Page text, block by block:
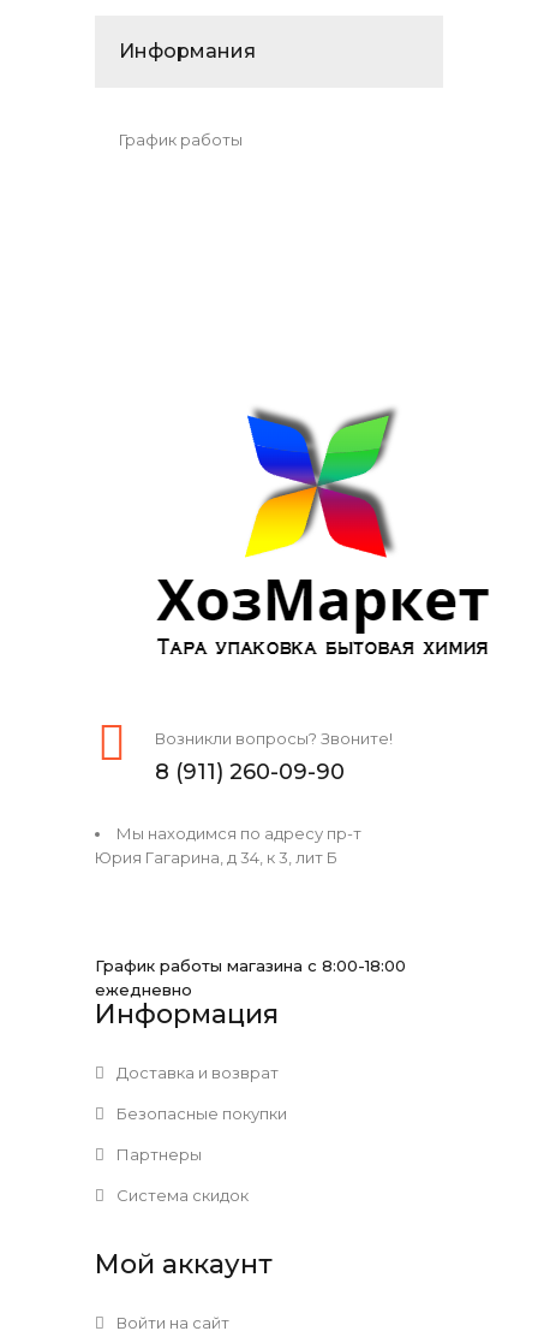
Информания
График работы
Возникли вопросы? Звоните!
8 (911) 260-09-90
Мы находимся по адресу пр-т
Юрия Гагарина, д 34, к 3, лит Б
График работы магазина с 8:00-18:00
ежедневно
Информация
Доставка и возврат
Безопасные покупки
Партнеры
Система скидок
Мой аккаунт
Войти на сайт